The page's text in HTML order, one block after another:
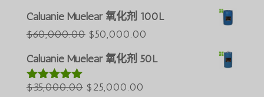
Caluanie Muelear 氧化剂 100L
$60,000.00 原
价
$60,000.00。
$50,000.00
Caluanie Muelear 氧化剂 50L
评分5.00
$35,000.00 原
$25,000.00
Português do Brasil